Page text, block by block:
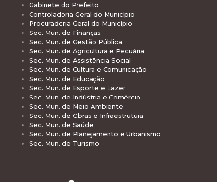
Gabinete do Prefeito
Controladoria Geral do Município
Procuradoria Geral do Município
Sec. Mun. de Finanças
Sec. Mun. de Gestão Pública
Sec. Mun. de Agricultura e Pecuária
Sec. Mun. de Assistência Social
Sec. Mun. de Cultura e Comunicação
Sec. Mun. de Educação
Sec. Mun. de Esporte e Lazer
Sec. Mun. de Indústria e Comércio
Sec. Mun. de Meio Ambiente
Sec. Mun. de Obras e Infraestrutura
Sec. Mun. de Saúde
Sec. Mun. de Planejamento e Urbanismo
Sec. Mun. de Turismo